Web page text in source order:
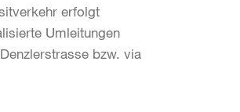
erfolgt
Umleitungen
bzw. via